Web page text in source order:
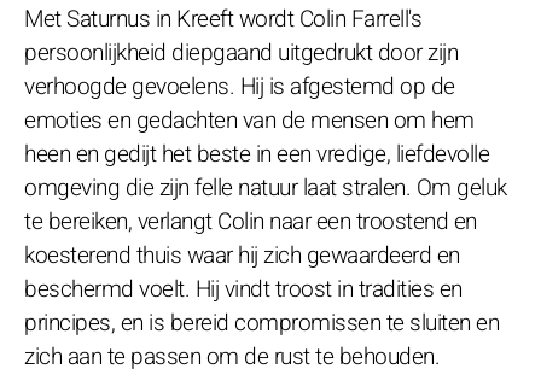
Met Saturnus in Kreeft wordt Colin Farrell's
persoonlijkheid diepgaand uitgedrukt door zijn
verhoogde gevoelens. Hij is afgestemd op de
emoties en gedachten van de mensen om hem
heen en gedijt het beste in een vredige, liefdevolle
omgeving die zijn felle natuur laat stralen. Om geluk
te bereiken, verlangt Colin naar een troostend en
koesterend thuis waar hij zich gewaardeerd en
beschermd voelt. Hij vindt troost in tradities en
principes, en is bereid compromissen te sluiten en
zich aan te passen om de rust te behouden.